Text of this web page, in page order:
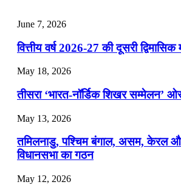
July 25, 2026
📝 डेली करेंट अफेयर्स: 22-24 जुलाई
July 22, 2026
📝 डेली करेंट अफेयर्स: 19-21 जुलाई
July 19, 2026
📝 डेली करेंट अफेयर्स: 16-18 जुलाई
June 7, 2026
वित्तीय वर्ष 2026-27 की दूसरी द्विमासिक
May 18, 2026
तीसरा ‘भारत-नॉर्डिक शिखर सम्मेलन’
May 13, 2026
तमिलनाडु, पश्चिम बंगाल, असम, केरल
विधानसभा का गठन
May 12, 2026